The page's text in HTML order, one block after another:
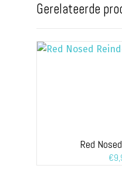
Gerelateerde
Red
€